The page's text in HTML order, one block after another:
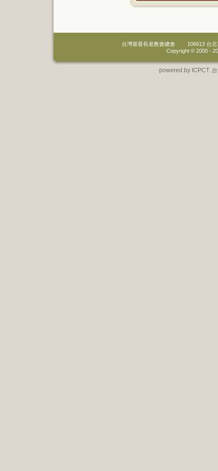
台灣基督長老教會總會
106613 台
Copyright © 2000 -
powered by ICPCT.